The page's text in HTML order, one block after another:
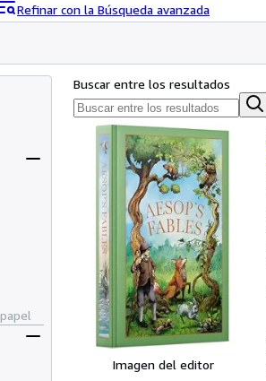
Refinar con la Búsqueda avanzada
Buscar entre los resultados
Imagen del editor